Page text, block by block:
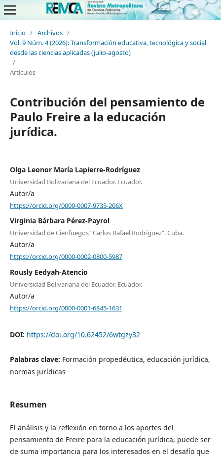
Inicio / Archivos /
Vol. 9 Núm. 4 (2026): Transformación educativa, tecnológica y social
desde las ciencias aplicadas (julio-agosto)
/
Artículos
Contribución del pensamiento de
Paulo Freire a la educación
jurídica.
Olga Leonor María Lapierre-Rodríguez
Universidad Bolivariana del Ecuador. Ecuador.
Autor/a
https://orcid.org/0009-0007-9735-206X
Virginia Bárbara Pérez-Payrol
Universidad de Cienfuegos “Carlos Rafael Rodríguez”. Cuba.
Autor/a
https://orcid.org/0000-0002-0800-5987
Rously Eedyah-Atencio
Universidad Bolivariana del Ecuador. Ecuador.
Autor/a
https://orcid.org/0000-0001-6845-1631
DOI: https://doi.org/10.62452/6wtgzy32
Palabras clave: Formación propedéutica, educación jurídica,
normas jurídicas
Resumen
El análisis y la reflexión en torno a los aportes del
pensamiento de Freire para la educación jurídica, puede ser
de suma importancia para los interesados en el desafío que